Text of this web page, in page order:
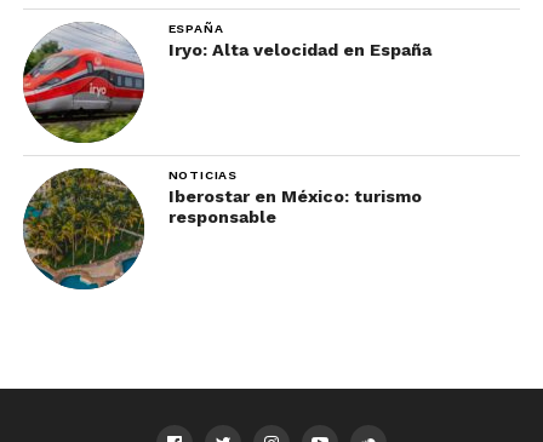
ESPAÑA
Iryo: Alta velocidad en España
NOTICIAS
Iberostar en México: turismo
responsable